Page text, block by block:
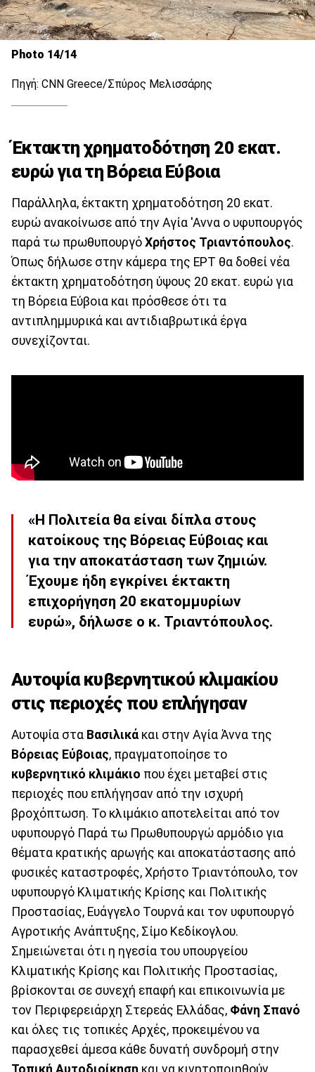
Photo 14/14
Πηγή: CNN Greece/Σπύρος Μελισσάρης
Έκτακτη χρηματοδότηση 20 εκατ.
ευρώ για τη Βόρεια Εύβοια
Παράλληλα, έκτακτη χρηματοδότηση 20 εκατ.
ευρώ ανακοίνωσε από την Αγία 'Αννα ο υφυπουργός
παρά τω πρωθυπουργό Χρήστος Τριαντόπουλος.
Όπως δήλωσε στην κάμερα της ΕΡΤ θα δοθεί νέα
έκτακτη χρηματοδότηση ύψους 20 εκατ. ευρώ για
τη Βόρεια Εύβοια και πρόσθεσε ότι τα
αντιπλημμυρικά και αντιδιαβρωτικά έργα
συνεχίζονται.
«Η Πολιτεία θα είναι δίπλα στους
κατοίκους της Βόρειας Εύβοιας και
για την αποκατάσταση των ζημιών.
Έχουμε ήδη εγκρίνει έκτακτη
επιχορήγηση 20 εκατομμυρίων
ευρώ», δήλωσε ο κ. Τριαντόπουλος.
Αυτοψία κυβερνητικού κλιμακίου
στις περιοχές που επλήγησαν
Αυτοψία στα Βασιλικά και στην Αγία Άννα της
Βόρειας Εύβοιας, πραγματοποίησε το
κυβερνητικό κλιμάκιο που έχει μεταβεί στις
περιοχές που επλήγησαν από την ισχυρή
βροχόπτωση. Το κλιμάκιο αποτελείται από τον
υφυπουργό Παρά τω Πρωθυπουργώ αρμόδιο για
θέματα κρατικής αρωγής και αποκατάστασης από
φυσικές καταστροφές, Χρήστο Τριαντόπουλο, τον
υφυπουργό Κλιματικής Κρίσης και Πολιτικής
Προστασίας, Ευάγγελο Τουρνά και τον υφυπουργό
Αγροτικής Ανάπτυξης, Σίμο Κεδίκογλου.
Σημειώνεται ότι η ηγεσία του υπουργείου
Κλιματικής Κρίσης και Πολιτικής Προστασίας,
βρίσκονται σε συνεχή επαφή και επικοινωνία με
τον Περιφερειάρχη Στερεάς Ελλάδας, Φάνη Σπανό
και όλες τις τοπικές Αρχές, προκειμένου να
παρασχεθεί άμεσα κάθε δυνατή συνδρομή στην
Τοπική Αυτοδιοίκηση και να κινητοποιηθούν